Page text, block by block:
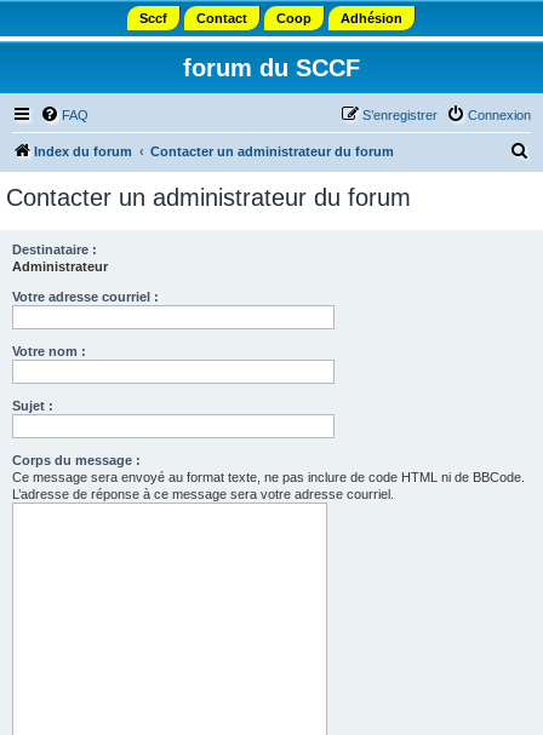
Sccf Contact Coop Adhésion
forum du SCCF
FAQ Connexion
S’enregistrer
Index du forum Contacter un administrateur du forum
Contacter un administrateur du forum
Destinataire :
Administrateur
Votre adresse courriel :
Votre nom :
Sujet :
Corps du message :
Ce message sera envoyé au format texte, ne pas inclure de code HTML ni de BBCode.
L’adresse de réponse à ce message sera votre adresse courriel.